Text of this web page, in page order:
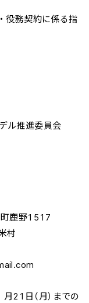
役務契約に係る指
ル推進委員会
鹿野1517
村
日（月）までの